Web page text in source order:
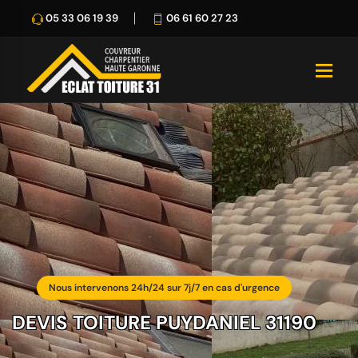
05 33 06 19 39 06 61 60 27 23
Nous intervenons 24h/24 sur 7j/7 en cas d'urgence
DEVIS TOITURE PUYDANIEL 31190